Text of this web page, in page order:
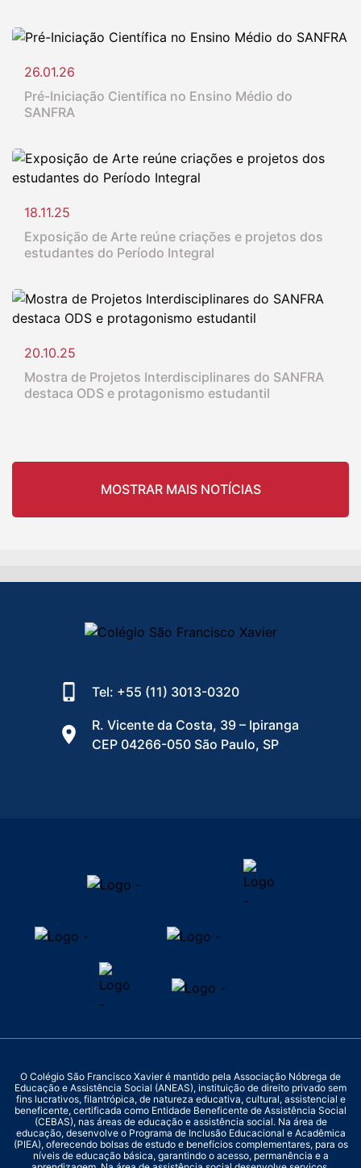
26.01.26
Pré-Iniciação Científica no Ensino Médio do
SANFRA
18.11.25
Exposição de Arte reúne criações e projetos dos
estudantes do Período Integral
20.10.25
Mostra de Projetos Interdisciplinares do SANFRA
destaca ODS e protagonismo estudantil
MOSTRAR MAIS NOTÍCIAS
Tel: +55 (11) 3013-0320
R. Vicente da Costa, 39 – Ipiranga
CEP 04266-050 São Paulo, SP
O Colégio São Francisco Xavier é mantido pela Associação Nóbrega de
Educação e Assistência Social (ANEAS), instituição de direito privado sem
fins lucrativos, filantrópica, de natureza educativa, cultural, assistencial e
beneficente, certificada como Entidade Beneficente de Assistência Social
(CEBAS), nas áreas de educação e assistência social. Na área de
educação, desenvolve o Programa de Inclusão Educacional e Acadêmica
(PIEA), oferecendo bolsas de estudo e benefícios complementares, para os
níveis de educação básica, garantindo o acesso, permanência e a